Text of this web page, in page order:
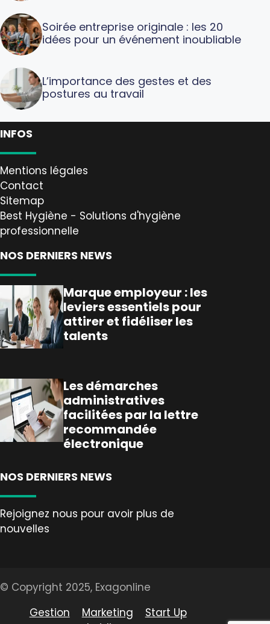
Soirée entreprise originale : les 20
idées pour un événement inoubliable
L’importance des gestes et des
postures au travail
INFOS
Mentions légales
Contact
Sitemap
Best Hygiène - Solutions d'hygiène
professionnelle
NOS DERNIERS NEWS
Marque employeur : les
leviers essentiels pour
attirer et fidéliser les
talents
Les démarches
administratives
facilitées par la lettre
recommandée
électronique
NOS DERNIERS NEWS
Rejoignez nous pour avoir plus de
nouvelles
© Copyright 2025, Exagonline
Gestion
Marketing
Start Up